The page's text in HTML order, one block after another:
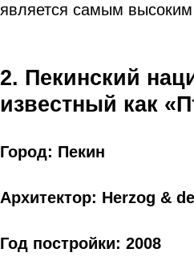
является самым
2. Пекинский
известный как
Город: Пекин
Архитектор: Herzog &
Год постройки: 2008